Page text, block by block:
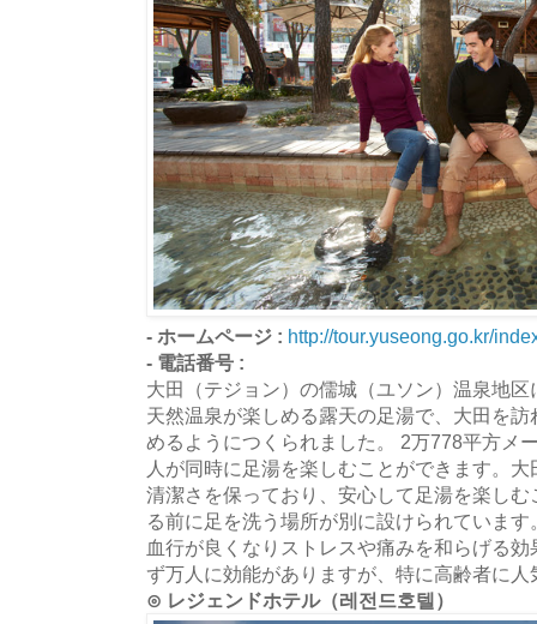
- ホームページ : http://tour.yuseong.go.kr/
- 電話番号 :
大田（テジョン）の儒城（ユソン）温泉地
天然温泉が楽しめる露天の足湯で、大田を
めるようにつくられました。 2万778平方メ
人が同時に足湯を楽しむことができます。
清潔さを保っており、安心して足湯を楽し
る前に足を洗う場所が別に設けられていま
血行が良くなりストレスや痛みを和らげる
ず万人に効能がありますが、特に高齢者に
⊙ レジェンドホテル（레전드호텔）